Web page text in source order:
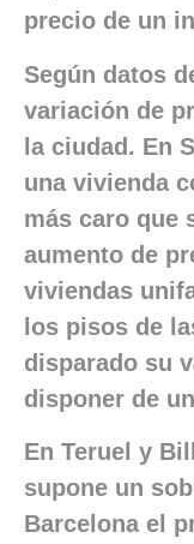
precio de un
Según datos
variación de
la ciudad. En
una vivienda
más caro que
aumento de
viviendas
los pisos de
disparado su
disponer de
En Teruel y
supone un
Barcelona el